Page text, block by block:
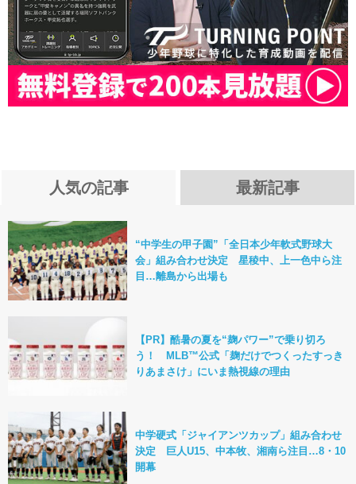
人気の記事 最新記事
“中学生の甲子園”「全日本少年軟式野球大
会」組み合わせ決定 星稜中、上一色中ら注
目…離島から出場も
【PR】酷暑の夏を“麹パワー”で乗り切ろ
う！ MLB™公式「麹だけでつくったすっき
りあまさけ」にいま熱視線の理由
中学硬式「ジャイアンツカップ」組み合わせ
決定 巨人U15、中本牧、湘南ら注目…8・10
開幕